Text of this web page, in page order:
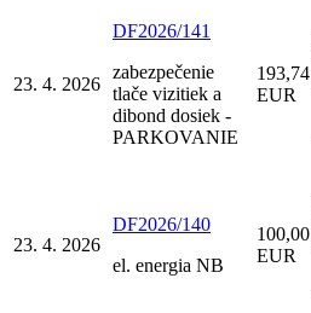
23. 4. 2026
DF2026/141
zabezpečenie
tlače vizitiek a
dibond dosiek -
PARKOVANIE
193,74
EUR
23. 4. 2026
DF2026/140
el. energia NB
100,00
EUR